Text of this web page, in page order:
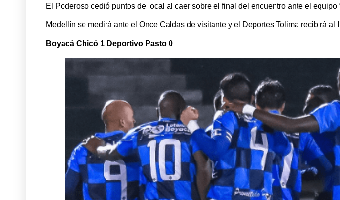
El Poderoso cedió puntos de local al caer sobre el final del encuentro ante el equipo
Medellín se medirá ante el Once Caldas de visitante y el Deportes Tolima recibirá al
Boyacá Chicó 1 Deportivo Pasto 0